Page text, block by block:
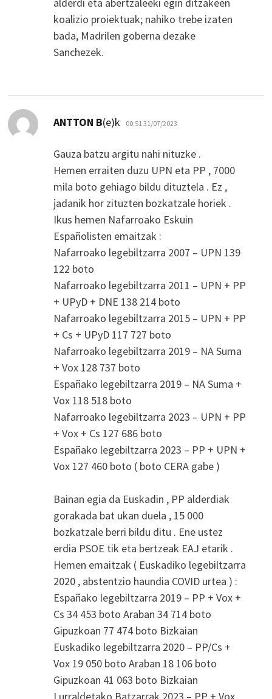
koalizio proiektuak; nahiko trebe izaten
bada, Madrilen goberna dezake
Sanchezek.
ANTTON B(e)k dio:
00:51 31/07/2023
Gauza batzu argitu nahi nituzke .
Hemen erraiten duzu UPN eta PP , 7000
mila boto gehiago bildu dituztela . Ez ,
jadanik hor zituzten bozkatzale horiek .
Ikus hemen Nafarroako Eskuin
Españolisten emaitzak :
Nafarroako legebiltzarra 2007 – UPN 139
122 boto
Nafarroako legebiltzarra 2011 – UPN + PP
+ UPyD + DNE 138 214 boto
Nafarroako legebiltzarra 2015 – UPN + PP
+ Cs + UPyD 117 727 boto
Nafarroako legebiltzarra 2019 – NA Suma
+ Vox 128 737 boto
Españako legebiltzarra 2019 – NA Suma +
Vox 118 518 boto
Nafarroako legebiltzarra 2023 – UPN + PP
+ Vox + Cs 127 686 boto
Españako legebiltzarra 2023 – PP + UPN +
Vox 127 460 boto ( boto CERA gabe )
Bainan egia da Euskadin , PP alderdiak
gorakada bat ukan duela , 15 000
bozkatzale berri bildu ditu . Ene ustez
erdia PSOE tik eta bertzeak EAJ etarik .
Hemen emaitzak ( Euskadiko legebiltzarra
2020 , abstentzio haundia COVID urtea ) :
Españako legebiltzarra 2019 – PP + Vox +
Cs 34 453 boto Araban 34 714 boto
Gipuzkoan 77 474 boto Bizkaian
Euskadiko legebiltzarra 2020 – PP/Cs +
Vox 19 050 boto Araban 18 106 boto
Gipuzkoan 41 063 boto Bizkaian
Lurraldetako Batzarrak 2023 – PP + Vox